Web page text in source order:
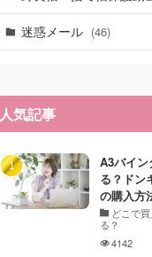
迷惑メール (46)
人気記事
A3バイン
る？ドン
の購入方
どこで
る？
4142